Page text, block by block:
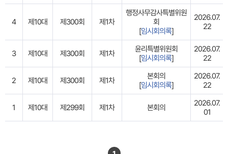
4 제10대 제300회 제1차
행정사무감사특별위원
회
[임시회의록]
2026.07.
22
3 제10대 제300회 제1차
윤리특별위원회
[임시회의록]
2026.07.
22
2 제10대 제300회 제1차
본회의
[임시회의록]
2026.07.
22
1 제10대 제299회 제1차 본회의
2026.07.
01